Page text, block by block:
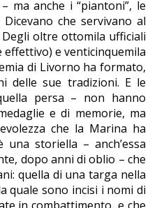
ma anche i “piantoni”, le
che servivano al
oltre ottomila ufficiali
e venticinquemila
di Livorno ha formato,
delle sue tradizioni. E le
persa – non hanno
e di memorie, ma
che la Marina ha
storiella – anch’essa
dopo anni di oblio – che
quella di una targa nella
quale sono incisi i nomi di